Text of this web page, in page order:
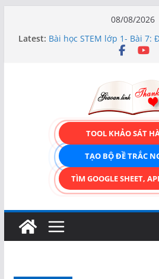
08/08/2026
Latest: Bài học STEM lớp 1- Bài 7:
Bài học STEM lớp 3 Các bộ
TẠO FORM ONLINE – TÙY
CAO & XUẤT CODE THÔNG
TRẢI NGHIỆM CÔNG CỤ
KÉO THẢ – HOÀN TOÀN
TOOL KHẢO SÁT
TẠO BỘ ĐỀ TRẮC
TÌM GOOGLE SHEET,